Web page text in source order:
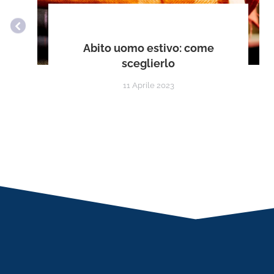
Abito uomo estivo: come
sceglierlo
11 Aprile 2023